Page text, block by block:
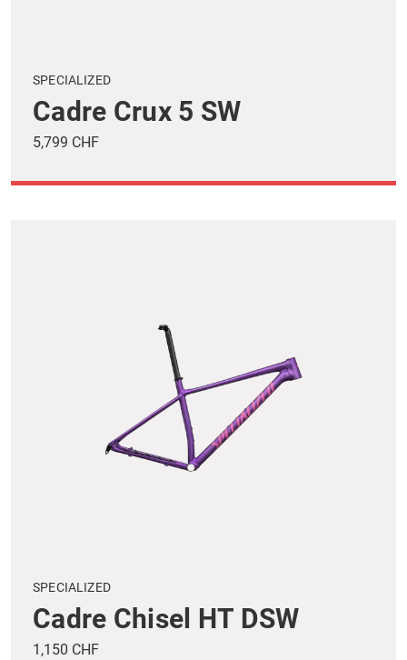
SPECIALIZED
Cadre Crux 5 SW
5,799 CHF
SPECIALIZED
Cadre Chisel HT DSW
1,150 CHF